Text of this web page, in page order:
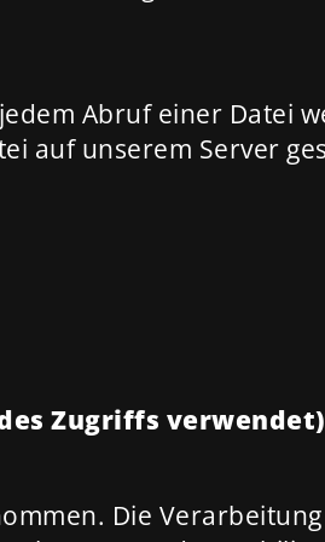
Abruf einer Datei
auf unserem Server
Zugriffs verwendet)
Die